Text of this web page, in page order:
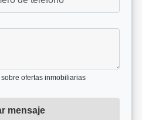
ofertas inmobiliarias
mensaje